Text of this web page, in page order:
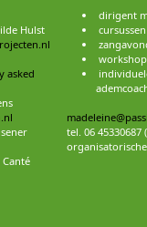
Hulst
asked
dirigent
tel. 06 45330687